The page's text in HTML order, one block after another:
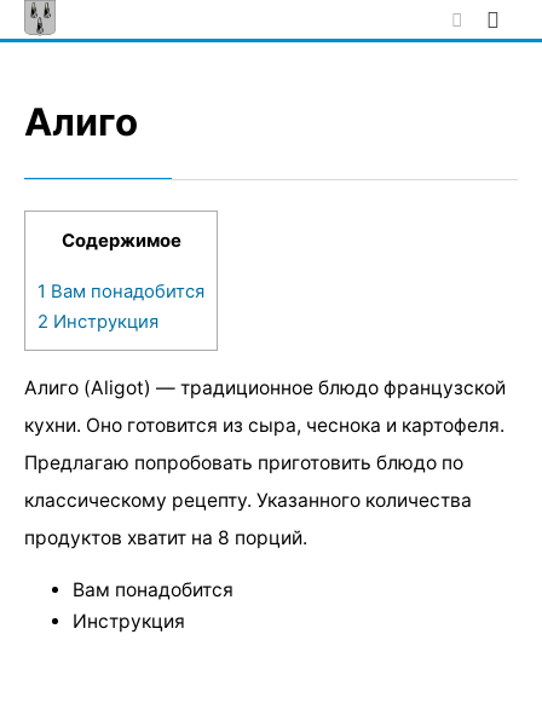
Skip
to
Алиго
Содержимое
1 Вам понадобится
2 Инструкция
Алиго (Aligot) — традиционное блюдо французской
кухни. Оно готовится из сыра, чеснока и картофеля.
Предлагаю попробовать приготовить блюдо по
классическому рецепту. Указанного количества
продуктов хватит на 8 порций.
Вам понадобится
Инструкция